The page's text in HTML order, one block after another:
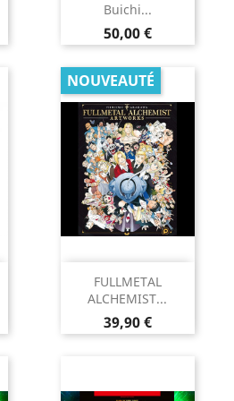
Buichi...
Prix
50,00 €
FULLMETAL
ALCHEMIST...
Prix
39,90 €
NOUVEAUTÉ